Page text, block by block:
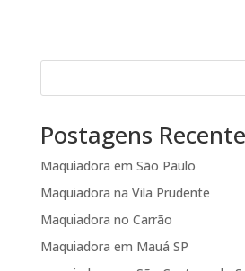
Postagens
Maquiadora em São Paulo
Maquiadora na Vila Prudente
Maquiadora no Carrão
Maquiadora em Mauá SP